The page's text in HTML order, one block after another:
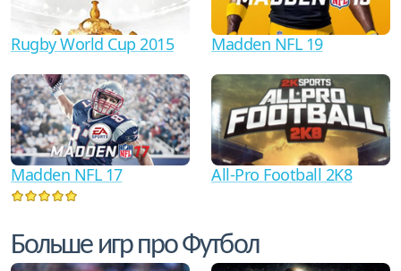
Rugby World Cup 2015 Madden NFL 19
Madden NFL 17 All-Pro Football 2K8
Больше игр про Футбол